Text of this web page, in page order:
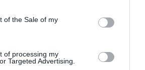
specified purposes in below Google
of the Sale of my
of processing my
Targeted Advertising.